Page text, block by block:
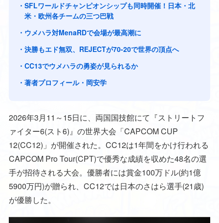
SFLワールドチャンピオンシップも同時開催！日本・北
米・欧州各チームの三つ巴戦
ウメハラ対MenaRDで会場が最高潮に
決勝もエド無双、REJECTが70-20で世界の頂点へ
CC13でウメハラの勇姿が見られるか
著者プロフィール・岡安学
2026年3月11～15日に、両国国技館にて『ストリートフ
ァイター6(スト6)』の世界大会「CAPCOM CUP
12(CC12)」が開催された。CC12は1年間をかけ行われる
CAPCOM Pro Tour(CPT)で優秀な成績を収めた48名の選
手が招待される大会。優勝者には賞金100万ドル(約1億
5900万円)が贈られ、CC12では日本のさはら選手(21歳)
が優勝した。